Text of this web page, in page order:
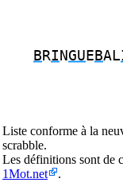
B RI NGU E BAL
Liste conforme à la
scrabble.
Les définitions sont de
1Mot.net
.